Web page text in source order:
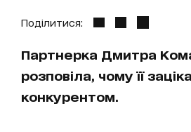
Поділитися:
Партнерка Дмитра
розповіла, чому її
конкурентом.